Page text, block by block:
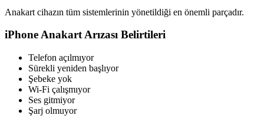
Anakart cihazın tüm sistemlerinin yönetildiği en önemli parçadır.
iPhone Anakart Arızası Belirtileri
Telefon açılmıyor
Sürekli yeniden başlıyor
Şebeke yok
Wi-Fi çalışmıyor
Ses gitmiyor
Şarj olmuyor